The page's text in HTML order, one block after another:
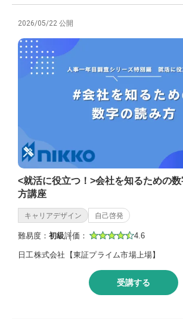
2026/05/22 公開
<就活に役立つ！>会社を知るための
方講座
キャリアデザイン 自己啓発
難易度： 初級評価： 4.6
日工株式会社【東証プライム市場上場】
受講する